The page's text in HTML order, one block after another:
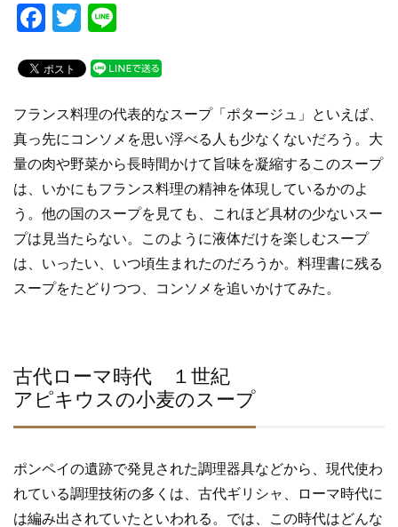
F
c
e
b
o
o
k
T
tt
er
e
フランス料理の代表的なスープ「ポタージュ」といえば、
真っ先にコンソメを思い浮べる人も少なくないだろう。大
量の肉や野菜から長時間かけて旨味を凝縮するこのスープ
は、いかにもフランス料理の精神を体現しているかのよ
う。他の国のスープを見ても、これほど具材の少ないスー
プは見当たらない。このように液体だけを楽しむスープ
は、いったい、いつ頃生まれたのだろうか。料理書に残る
スープをたどりつつ、コンソメを追いかけてみた。
古代ローマ時代 １世紀
アピキウスの小麦のスープ
ポンペイの遺跡で発見された調理器具などから、現代使わ
れている調理技術の多くは、古代ギリシャ、ローマ時代に
は編み出されていたといわれる。では、この時代はどんな